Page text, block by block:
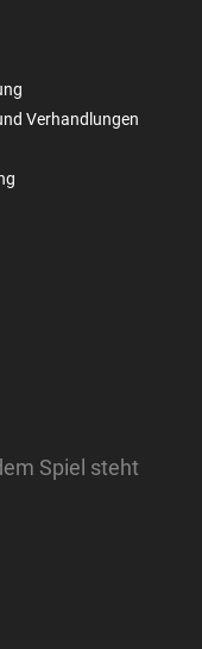
Verhandlungen
Spiel steht